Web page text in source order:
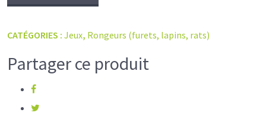
CATÉGORIES : Jeux, Rongeurs (furets, lapins, rats)
Partager ce produit